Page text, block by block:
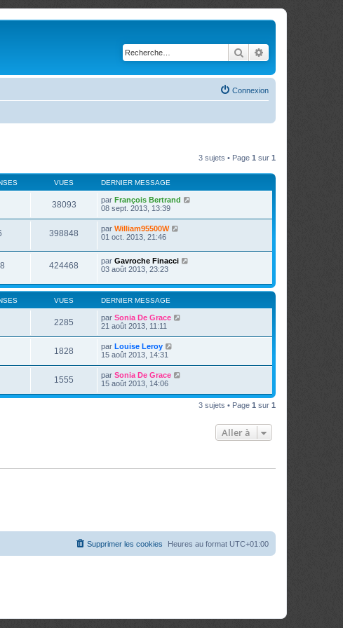
Rechercher
Connexion
3 sujets • Page 1 sur 1
VUES DERNIER MESSAGE
38093 par François Bertrand
08 sept. 2013, 13:39
398848 par William95500W
01 oct. 2013, 21:46
424468 par Gavroche Finacci
03 août 2013, 23:23
VUES DERNIER MESSAGE
2285 par Sonia De Grace
21 août 2013, 11:11
1828 par Louise Leroy
15 août 2013, 14:31
1555 par Sonia De Grace
15 août 2013, 14:06
3 sujets • Page 1 sur 1
Aller à
Heures au format UTC+01:00
Supprimer les cookies